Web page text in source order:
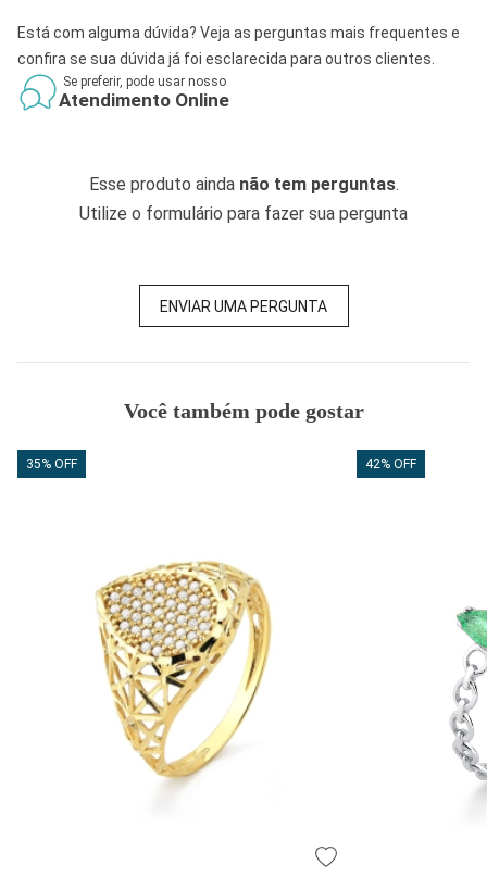
Está com alguma dúvida? Veja as perguntas mais frequentes e
confira se sua dúvida já foi esclarecida para outros clientes.
Se preferir, pode usar nosso
Atendimento Online
Esse produto ainda não tem perguntas.
Utilize o formulário para fazer sua pergunta
ENVIAR UMA PERGUNTA
Você também pode gostar
35% OFF 42% OFF